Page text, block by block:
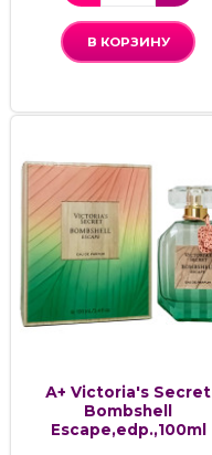
В КОРЗИНУ
А+ Victoria's Secret
Bombshell
Escape,edp.,100ml